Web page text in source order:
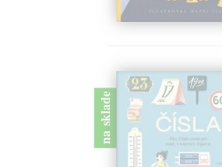
na sklade